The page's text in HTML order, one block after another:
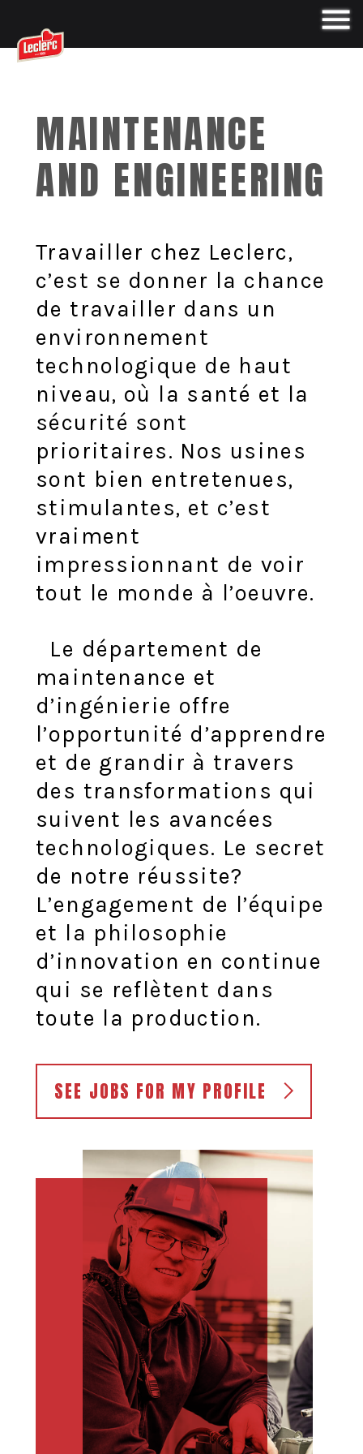
MAINTENANCE
AND ENGINEERING
Travailler chez Leclerc,
c’est se donner la chance
de travailler dans un
environnement
technologique de haut
niveau, où la santé et la
sécurité sont
prioritaires. Nos usines
sont bien entretenues,
stimulantes, et c’est
vraiment
impressionnant de voir
tout le monde à l’oeuvre.
Le département de
maintenance et
d’ingénierie offre
l’opportunité d’apprendre
et de grandir à travers
des transformations qui
suivent les avancées
technologiques. Le secret
de notre réussite?
L’engagement de l’équipe
et la philosophie
d’innovation en continue
qui se reflètent dans
toute la production.
SEE JOBS FOR MY PROFILE